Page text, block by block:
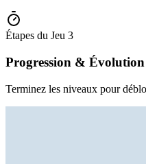
Étapes du Jeu 3
Progression & Évolution
Terminez les niveaux pour